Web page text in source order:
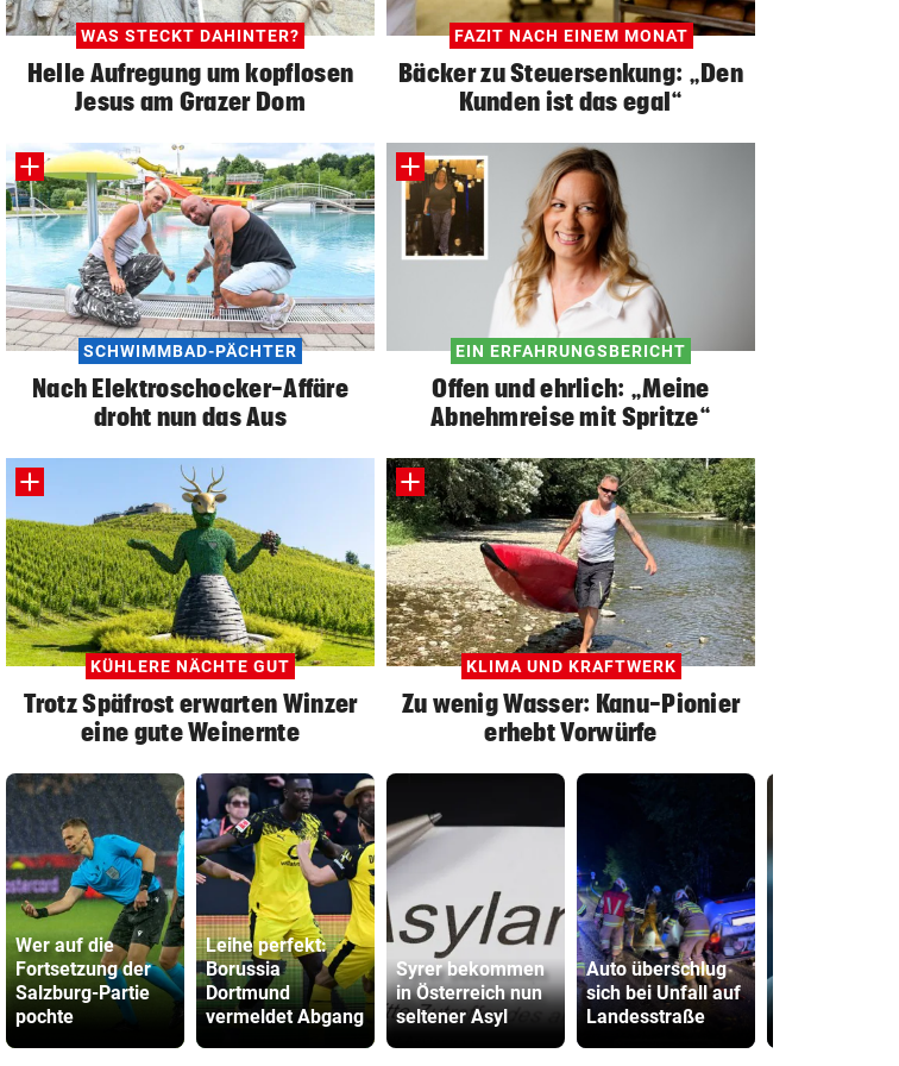
WAS STECKT DAHINTER?
Helle Aufregung um kopflosen
Jesus am Grazer Dom
FAZIT NACH EINEM MONAT
Bäcker zu Steuersenkung: „Den
Kunden ist das egal“
SCHWIMMBAD-PÄCHTER
Nach Elektroschocker-Affäre
droht nun das Aus
EIN ERFAHRUNGSBERICHT
Offen und ehrlich: „Meine
Abnehmreise mit Spritze“
KÜHLERE NÄCHTE GUT
Trotz Späfrost erwarten Winzer
eine gute Weinernte
KLIMA UND KRAFTWERK
Zu wenig Wasser: Kanu-Pionier
erhebt Vorwürfe
Wer auf die
Fortsetzung der
Salzburg-Partie
pochte
Leihe perfekt:
Borussia
Dortmund
vermeldet Abgang
Syrer bekommen
in Österreich nun
seltener Asyl
Auto überschlug
sich bei Unfall auf
Landesstraße